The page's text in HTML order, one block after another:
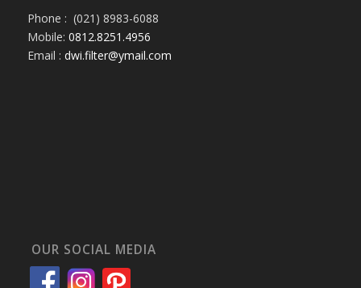
Phone : (021) 8983-6088
Mobile: 0812.8251.4956
Email : dwi.filter@ymail.com
OUR SOCIAL MEDIA